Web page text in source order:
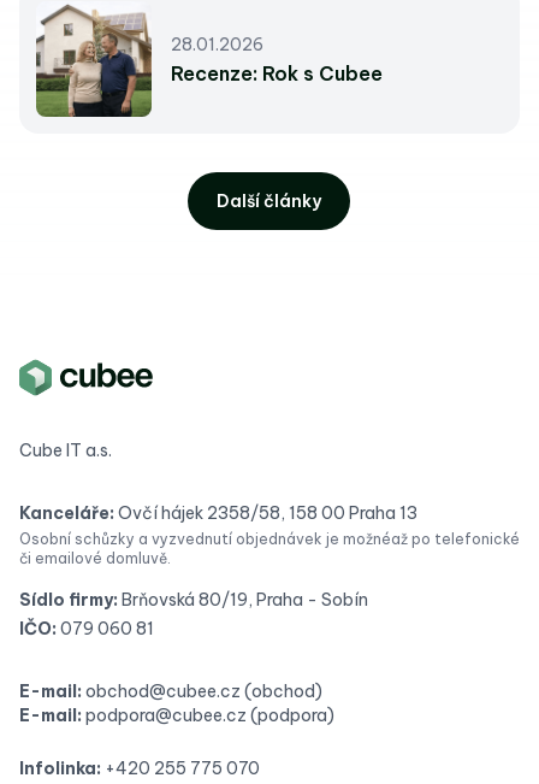
28.01.2026
Recenze: Rok s Cubee
Další články
Cube IT a.s.
Kanceláře: Ovčí hájek 2358/58, 158 00 Praha 13
Osobní schůzky a vyzvednutí objednávek je možnéaž po telefonické
či emailové domluvě.
Sídlo firmy: Brňovská 80/19, Praha - Sobín
IČO: 079 060 81
E-mail: obchod@cubee.cz (obchod)
E-mail: podpora@cubee.cz (podpora)
Infolinka: +420 255 775 070